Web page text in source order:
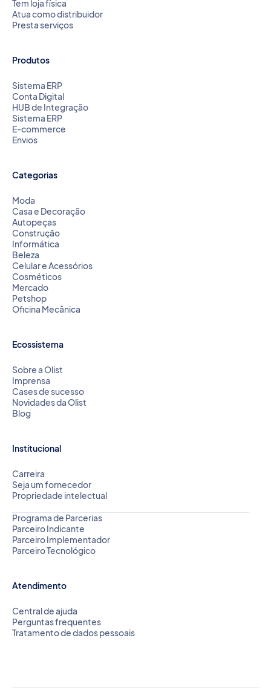
Tem loja física
Atua como distribuidor
Presta serviços
Produtos
Sistema ERP
Conta Digital
HUB de Integração
Sistema ERP
E-commerce
Envios
Categorias
Moda
Casa e Decoração
Autopeças
Construção
Informática
Beleza
Celular e Acessórios
Cosméticos
Mercado
Petshop
Oficina Mecânica
Ecossistema
Sobre a Olist
Imprensa
Cases de sucesso
Novidades da Olist
Blog
Institucional
Carreira
Seja um fornecedor
Propriedade intelectual
Programa de Parcerias
Parceiro Indicante
Parceiro Implementador
Parceiro Tecnológico
Atendimento
Central de ajuda
Perguntas frequentes
Tratamento de dados pessoais